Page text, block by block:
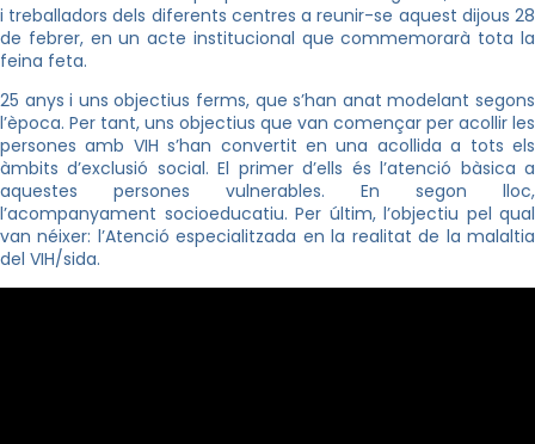
i treballadors dels diferents centres a reunir-se aquest dijous 28
de febrer, en un acte institucional que commemorarà tota la
feina feta.
25 anys i uns objectius ferms, que s’han anat modelant segons
l’època. Per tant, uns objectius que van començar per acollir les
persones amb VIH s’han convertit en una acollida a tots els
àmbits d’exclusió social. El primer d’ells és l’atenció bàsica a
aquestes persones vulnerables. En segon lloc,
l’acompanyament socioeducatiu. Per últim, l’objectiu pel qual
van néixer: l’Atenció especialitzada en la realitat de la malaltia
del VIH/sida.